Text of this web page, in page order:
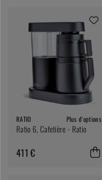
RATIO Plus d'options
Ratio 6, Cafetière - Ratio
411 €